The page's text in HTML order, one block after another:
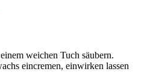
weichen Tuch säubern.
eincremen, einwirken lassen